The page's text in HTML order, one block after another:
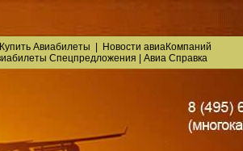
Купить Авиабилеты
Новости авиаКомпаний
Спецпредложения Авиа Справка